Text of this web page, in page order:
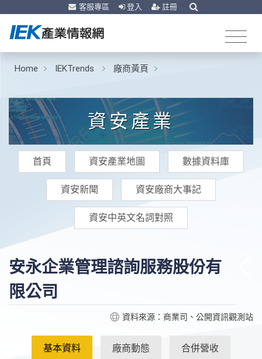
客服專區 登入 註冊
Home IEKTrends 廠商黃頁
資安產業
首頁 資安產業地圖 數據資料庫
資安新聞 資安廠商大事記
資安中英文名詞對照
安永企業管理諮詢服務股份有
限公司
資料來源：商業司、公開資訊觀測站
基本資料 廠商動態 合併營收